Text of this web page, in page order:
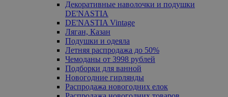
Декоративные наволочки и подушки
DE'NASTIA
DE'NASTIA Vintage
Ляган, Казан
Подушки и одеяла
Летняя распродажа до 50%
Чемоданы от 3998 рублей
Подборки для ванной
Новогодние гирлянды
Распродажа новогодних елок